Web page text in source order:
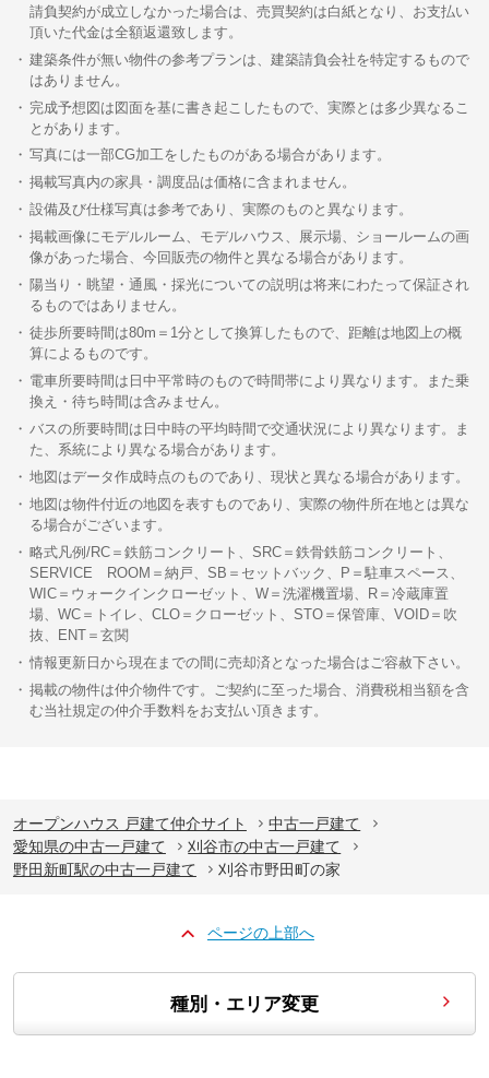
請負契約が成立しなかった場合は、売買契約は白紙となり、お支払い
頂いた代金は全額返還致します。
建築条件が無い物件の参考プランは、建築請負会社を特定するもので
はありません。
完成予想図は図面を基に書き起こしたもので、実際とは多少異なるこ
とがあります。
写真には一部CG加工をしたものがある場合があります。
掲載写真内の家具・調度品は価格に含まれません。
設備及び仕様写真は参考であり、実際のものと異なります。
掲載画像にモデルルーム、モデルハウス、展示場、ショールームの画
像があった場合、今回販売の物件と異なる場合があります。
陽当り・眺望・通風・採光についての説明は将来にわたって保証され
るものではありません。
徒歩所要時間は80m＝1分として換算したもので、距離は地図上の概
算によるものです。
電車所要時間は日中平常時のもので時間帯により異なります。また乗
換え・待ち時間は含みません。
バスの所要時間は日中時の平均時間で交通状況により異なります。ま
た、系統により異なる場合があります。
地図はデータ作成時点のものであり、現状と異なる場合があります。
地図は物件付近の地図を表すものであり、実際の物件所在地とは異な
る場合がございます。
略式凡例/RC＝鉄筋コンクリート、SRC＝鉄骨鉄筋コンクリート、
SERVICE ROOM＝納戸、SB＝セットバック、P＝駐車スペース、
WIC＝ウォークインクローゼット、W＝洗濯機置場、R＝冷蔵庫置
場、WC＝トイレ、CLO＝クローゼット、STO＝保管庫、VOID＝吹
抜、ENT＝玄関
情報更新日から現在までの間に売却済となった場合はご容赦下さい。
掲載の物件は仲介物件です。ご契約に至った場合、消費税相当額を含
む当社規定の仲介手数料をお支払い頂きます。
オープンハウス 戸建て仲介サイト
中古一戸建て
愛知県の中古一戸建て
刈谷市の中古一戸建て
野田新町駅の中古一戸建て
刈谷市野田町の家
ページの上部へ
種別・エリア変更